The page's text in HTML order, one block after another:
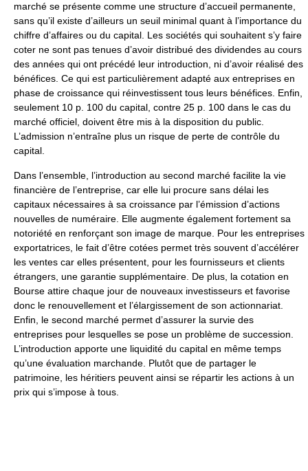
marché se présente comme une structure d’accueil permanente,
sans qu’il existe d’ailleurs un seuil minimal quant à l’importance du
chiffre d’affaires ou du capital. Les sociétés qui souhaitent s’y faire
coter ne sont pas tenues d’avoir distribué des dividendes au cours
des années qui ont précédé leur introduction, ni d’avoir réalisé des
bénéfices. Ce qui est particulièrement adapté aux entreprises en
phase de croissance qui réinvestissent tous leurs bénéfices. Enfin,
seulement 10 p. 100 du capital, contre 25 p. 100 dans le cas du
marché officiel, doivent être mis à la disposition du public.
L’admission n’entraîne plus un risque de perte de contrôle du
capital.
Dans l’ensemble, l’introduction au second marché facilite la vie
financière de l’entreprise, car elle lui procure sans délai les
capitaux nécessaires à sa croissance par l’émission d’actions
nouvelles de numéraire. Elle augmente également fortement sa
notoriété en renforçant son image de marque. Pour les entreprises
exportatrices, le fait d’être cotées permet très souvent d’accélérer
les ventes car elles présentent, pour les fournisseurs et clients
étrangers, une garantie supplémentaire. De plus, la cotation en
Bourse attire chaque jour de nouveaux investisseurs et favorise
donc le renouvellement et l’élargissement de son actionnariat.
Enfin, le second marché permet d’assurer la survie des
entreprises pour lesquelles se pose un problème de succession.
L’introduction apporte une liquidité du capital en même temps
qu’une évaluation marchande. Plutôt que de partager le
patrimoine, les héritiers peuvent ainsi se répartir les actions à un
prix qui s’impose à tous.